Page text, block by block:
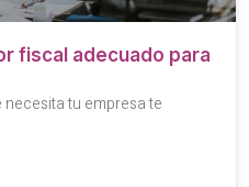
fiscal adecuado para
tu empresa te